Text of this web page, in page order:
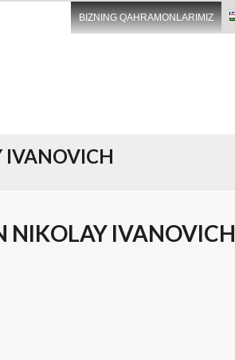
BIZNING QAHRAMONLARIMIZ
IVANOVICH
NIKOLAY IVANOVICH